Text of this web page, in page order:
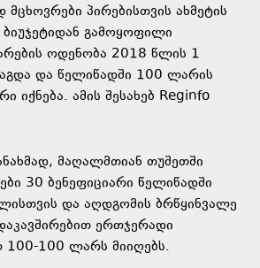
მცხოვრები პირებისთვის ახმეტის
ბიუჯეტიდან გამოყოფილი
ოდენობა 2018 წლის 1
და წელიწადში 100 ლარის
იქნება. ამის შესახებ Reginfo
მაღალმთიან თუშეთში
30 ბენეფიციარი წელიწადში
და აღდგომის ბრწყინვალე
ერთჯერადი
100-100 ლარს მიიღებს.